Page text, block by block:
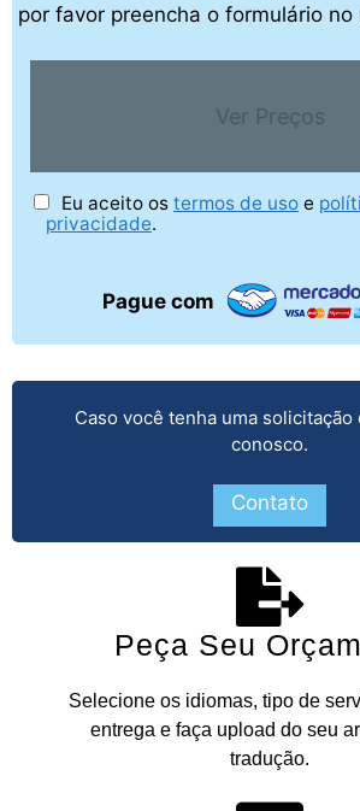
por favor preencha o formulário no
Ver Preços
Eu aceito os termos de uso e
privacidade.
Pague com
Caso você tenha uma solicitação
conosco.
Contato
Peça Seu
Selecione os idiomas, tipo de
entrega e faça upload do seu
tradução.